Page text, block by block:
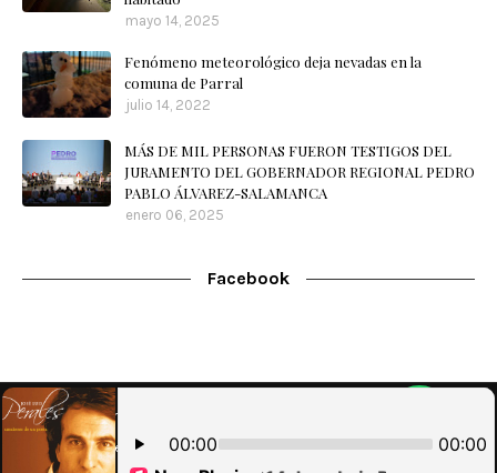
mayo 14, 2025
Fenómeno meteorológico deja nevadas en la
comuna de Parral
julio 14, 2022
MÁS DE MIL PERSONAS FUERON TESTIGOS DEL
JURAMENTO DEL GOBERNADOR REGIONAL PEDRO
PABLO ÁLVAREZ-SALAMANCA
enero 06, 2025
Facebook
Home
Designed with byBlog| Implementado porBrouter SpA